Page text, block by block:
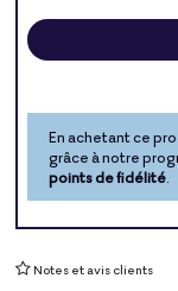
En achetant ce
grâce à notre
points de fidélité
Notes et avis clients